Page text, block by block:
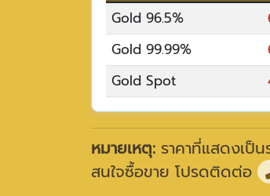
Gold 96.5%
Gold 99.99%
Gold Spot
หมายเหตุ: ราคาที่แสดงเป็
สนใจซื้อขาย โปรดติดต่อ